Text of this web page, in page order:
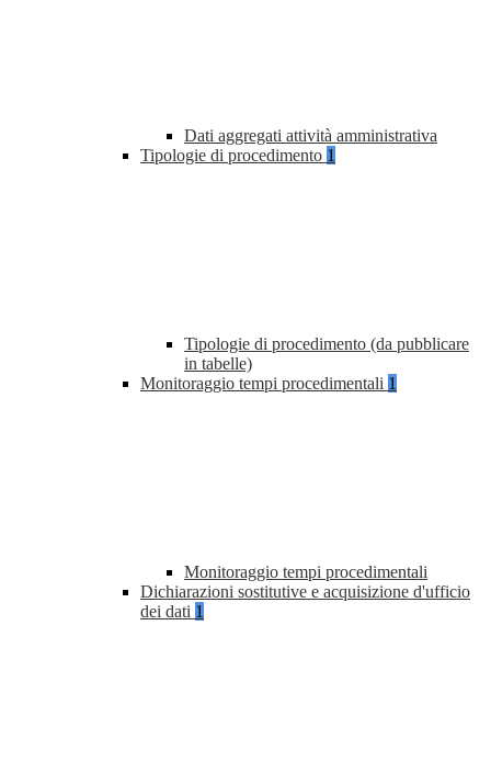
Dati aggregati attività amministrativa
Tipologie di procedimento 1
Tipologie di procedimento (da pubblicare
in tabelle)
Monitoraggio tempi procedimentali 1
Monitoraggio tempi procedimentali
Dichiarazioni sostitutive e acquisizione d'ufficio
dei dati 1